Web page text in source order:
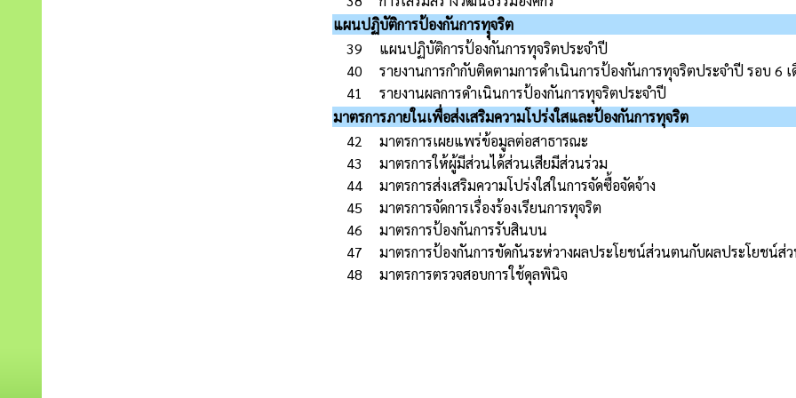
แผนปฏิบัติการป้องกันการทุุจริต
39
แผนปฏิบัติการป้องกันการทุจริตประจำปี
40
รายงานการกำกับติดตามการดำเนินการป้องกันการทุจริตประจำปี รอบ 6
41
รายงานผลการดำเนินการป้องกันการทุจริตประจำปี
มาตรการภายในเพื่อส่งเสริมความโปร่งใสและป้องกันการทุจริต
42
มาตรการเผยแพร่ข้อมูลต่อสาธารณะ
43
มาตรการให้ผู้มีส่วนได้ส่วนเสียมีส่วนร่วม
44
มาตรการส่งเสริมความโปร่งใสในการจัดซื้อจัดจ้าง
45
มาตรการจัดการเรื่องร้องเรียนการทุจริต
46
มาตรการป้องกันการรับสินบน
47
มาตรการป้องกันการขัดกันระห่วางผลประโยชน์ส่วนตนกับผลประโยชน์ส่
48
มาตรการตรวจสอบการใช้ดุลพินิจ